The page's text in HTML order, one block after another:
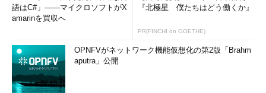
語はC#」――マイクロソフトがX
amarinを買収へ
『北極星 僕たちはどう働くか』
PR(FINCHI on GOETHE)
OPNFVがネットワーク機能仮想化の第2版「Brahm
aputra」公開